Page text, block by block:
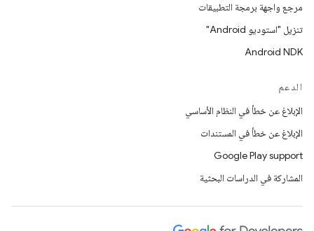
مرجع واجهة برمجة التطبيقات
تنزيل "استوديو Android"
Android NDK
الدعم
الإبلاغ عن خطأ في النظام الأساسي
الإبلاغ عن خطأ في المستندات
Google Play support
المشاركة في الدراسات البحثية